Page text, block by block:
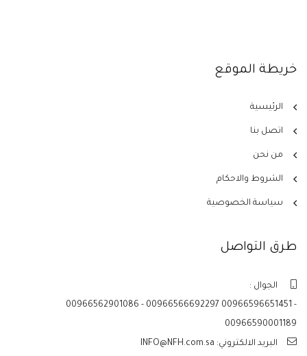
خريطة الموقع
الرئيسية
اتصل بنا
من نحن
الشروط والاحكام
سياسة الخصوصية
طرق التواصل
الجوال :
00966562901086 - 00966566692297 00966596651451 -
00966590001189
البريد الالكتروني: INFO@NFH.com.sa